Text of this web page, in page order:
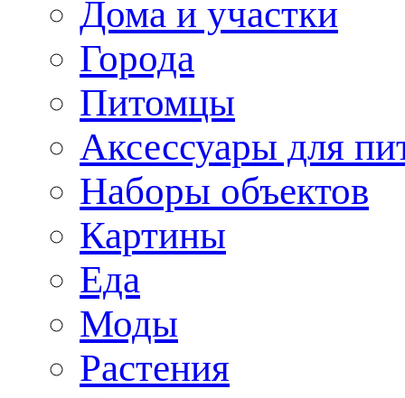
Дома и участки
Города
Питомцы
Аксессуары для
Наборы объектов
Картины
Еда
Моды
Растения